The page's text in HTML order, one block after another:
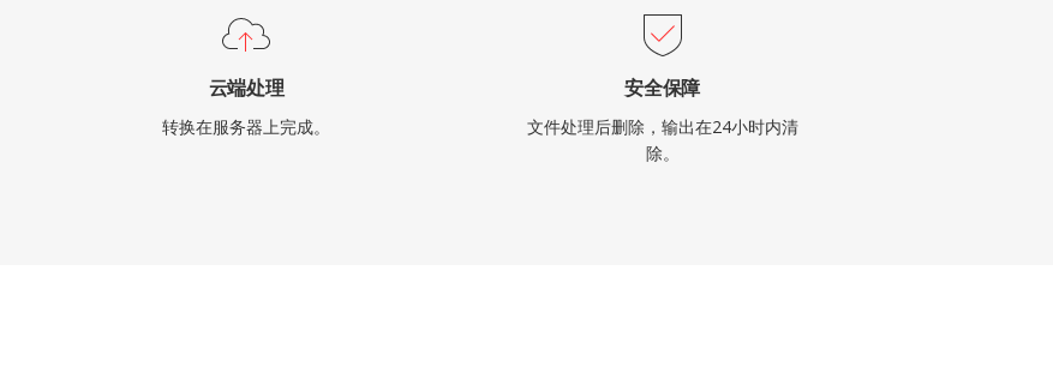
云端处理
转换在服务器上完成。
安全保障
文件处理后删除，输出在24小时内清
除。